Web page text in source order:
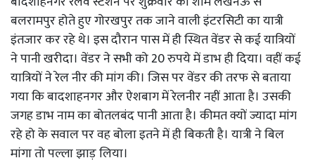
बलरामपुर होते हुए गोरखपुर तक जाने वाली इंटरसिटी का यात्री
इंतजार कर रहे थे। इस दौरान पास में ही स्थित वेंडर से कई यात्रियों
ने पानी खरीदा। वेंडर ने सभी को 20 रुपये में डाभ ही दिया। वहीं कई
यात्रियों ने रेल नीर की मांग की। जिस पर वेंडर की तरफ से बताया
गया कि बादशाहनगर और ऐशबाग में रेलनीर नहीं आता है। उसकी
जगह डाभ नाम का बोतलबंद पानी आता है। कीमत क्यों ज्यादा मांग
रहे हो के सवाल पर वह बोला इतने में ही बिकती है। यात्री ने बिल
मांगा तो पल्ला झाड़ लिया।